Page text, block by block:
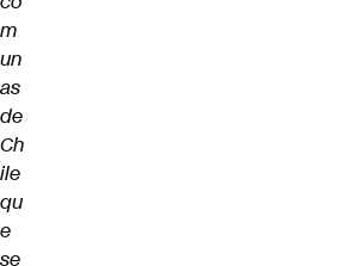
m
un
as
de
Ch
ile
qu
e
se